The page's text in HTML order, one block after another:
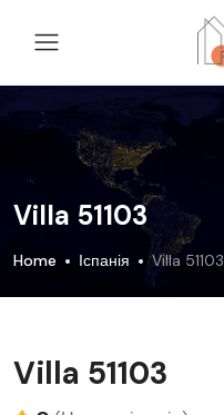
Villa 51103
Home Іспанія Villa 51103
Villa 51103